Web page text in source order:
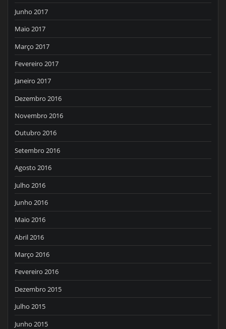
Junho 2017
Maio 2017
Março 2017
Fevereiro 2017
Janeiro 2017
Dezembro 2016
Novembro 2016
Outubro 2016
Setembro 2016
Agosto 2016
Julho 2016
Junho 2016
Maio 2016
Abril 2016
Março 2016
Fevereiro 2016
Dezembro 2015
Julho 2015
Junho 2015